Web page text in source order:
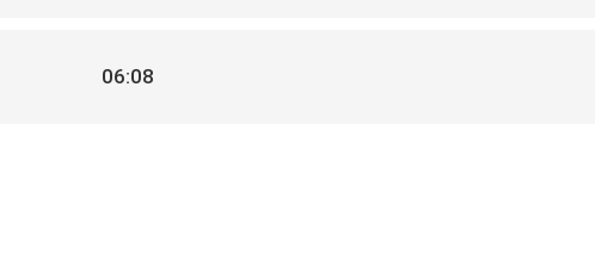
06:08